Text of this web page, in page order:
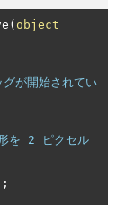
( object
が開始されてい
を 2 ピクセル